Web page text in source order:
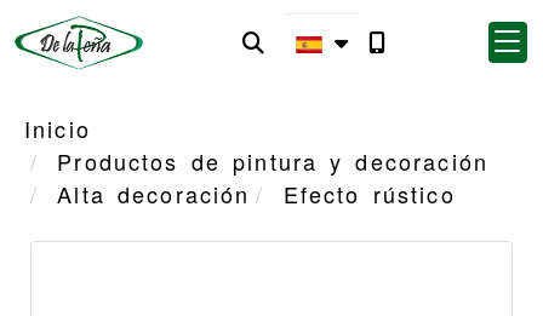
Inicio
Productos de pintura y decoración
Alta decoración
Efecto rústico